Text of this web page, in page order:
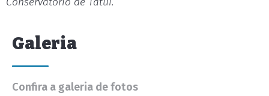
Galeria
Confira a galeria de fotos